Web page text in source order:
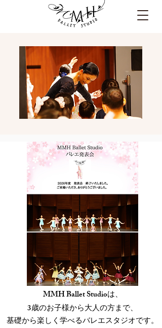
MMH Ballet Studioは、
3歳のお子様から大人の方まで、
基礎から楽しく学べるバレエスタジオです。